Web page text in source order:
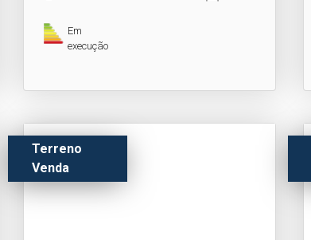
Em
execução
Terreno
Venda